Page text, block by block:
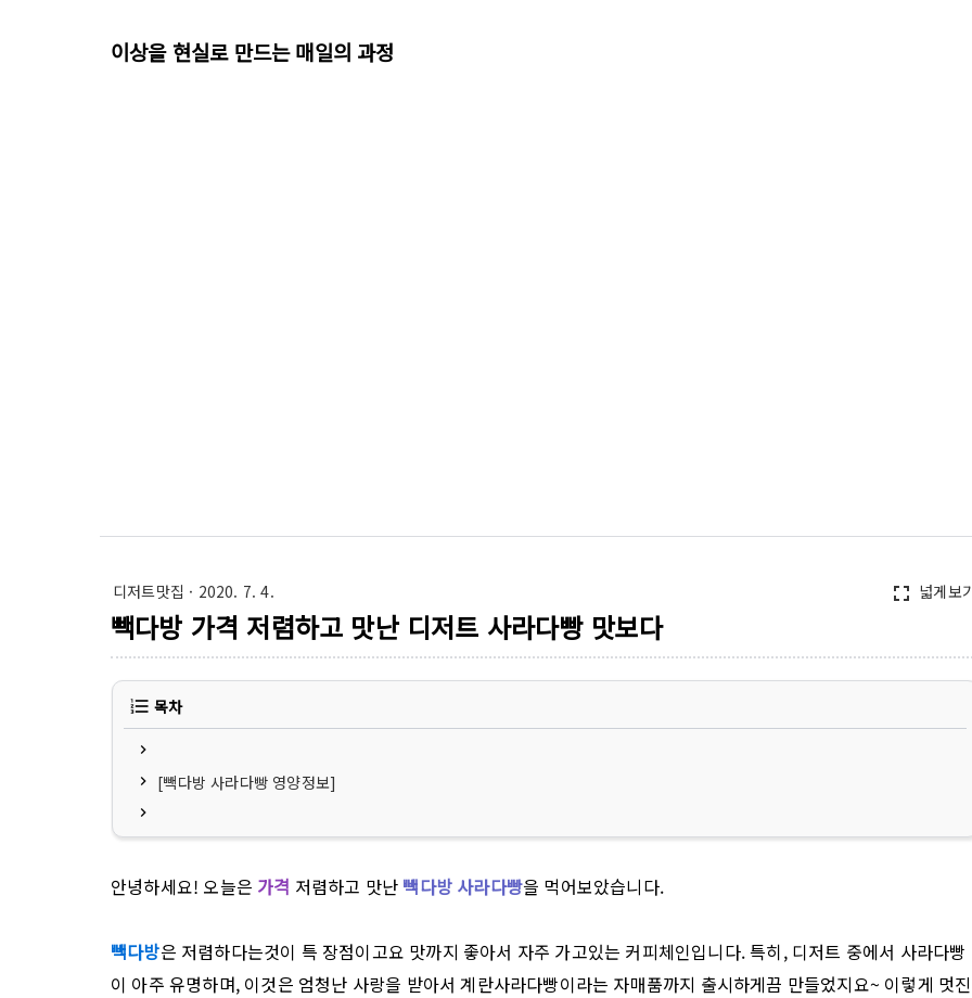
이상을 현실로 만드는 매일의 과정
디저트맛집 · 2020. 7. 4. fullscreen 넓게보
빽다방 가격 저렴하고 맛난 디저트 사라다빵 맛보다
목차
[빽다방 사라다빵 영양정보]
안녕하세요! 오늘은 가격 저렴하고 맛난 빽다방 사라다빵을 먹어보았습니다.
빽다방은 저렴하다는것이 특 장점이고요 맛까지 좋아서 자주 가고있는 커피체인입니다. 특히, 디저트 중에서 사라다빵
이 아주 유명하며, 이것은 엄청난 사랑을 받아서 계란사라다빵이라는 자매품까지 출시하게끔 만들었지요~ 이렇게 멋진